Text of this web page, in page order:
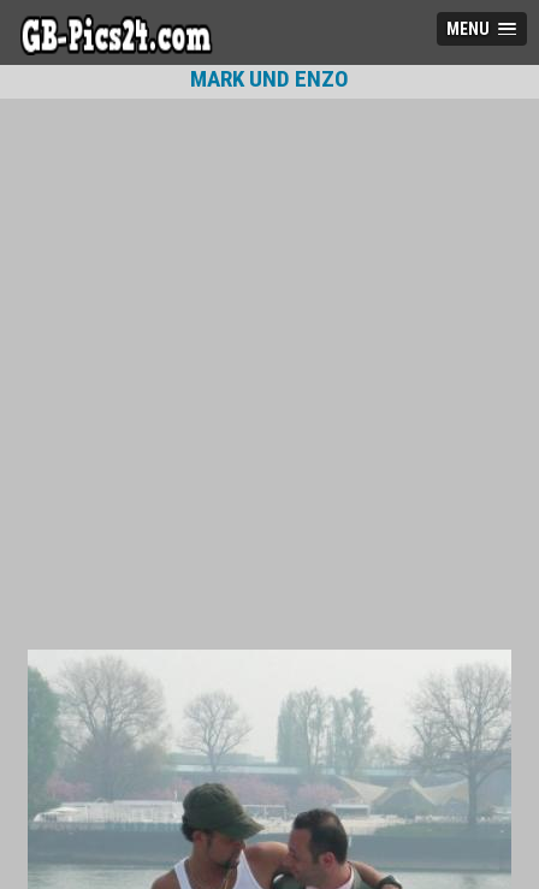
MENU
MARK UND ENZO